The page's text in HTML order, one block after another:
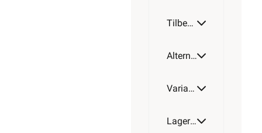
Tilbehør
Alternative artikler
Varianter av artikkel
Lagerstatus